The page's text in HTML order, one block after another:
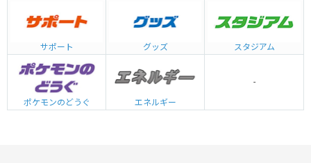
サポート グッズ スタジアム
ポケモンのどうぐ エネルギー
-